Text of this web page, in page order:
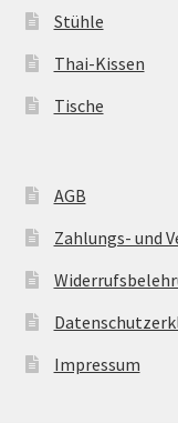
Stühle
Thai-Kissen
Tische
AGB
Zahlungs- und
Impressum